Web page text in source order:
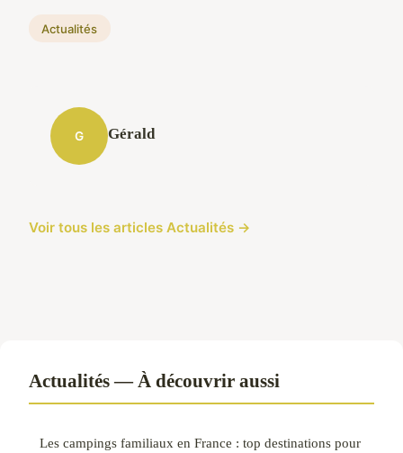
Actualités
G Gérald
Voir tous les articles Actualités →
Actualités — À découvrir aussi
Les campings familiaux en France : top destinations pour